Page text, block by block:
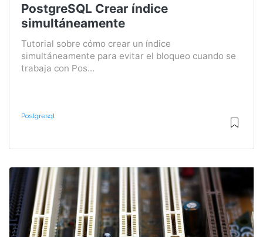
PostgreSQL Crear índice
simultáneamente
Tutorial sobre cómo crear un índice
simultáneamente para evitar el bloqueo cuando se
trabaja con Pos...
Postgresql